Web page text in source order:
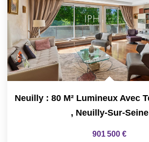
, Neuilly-Sur-Seine
901 500 €